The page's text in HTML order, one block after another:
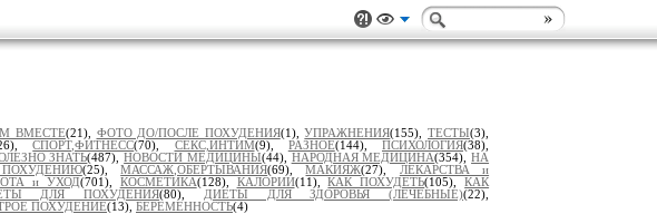
ВМЕСТЕ(21), ФОТО ДО/ПОСЛЕ ПОХУДЕНИЯ(1),УПРАЖНЕНИЯ(155), ТЕСТЫ(3),
СПОРТ,ФИТНЕСС(70), СЕКС,ИНТИМ(9), РАЗНОЕ(144), ПСИХОЛОГИЯ(38),
ЗНАТЬ(487),НОВОСТИ МЕДИЦИНЫ(44), НАРОДНАЯ МЕДИЦИНА(354),НА
(25),МАССАЖ,ОБЕРТЫВАНИЯ(69),МАКИЯЖ(27),
ЛЕКАРСТВА и
и УХОД(701), КОСМЕТИКА(128), КАЛОРИИ(11),КАК ПОХУДЕТЬ(105),КАК
ДЛЯ ПОХУДЕНИЯ(80), ДИЕТЫ ДЛЯ ЗДОРОВЬЯ (ЛЕЧЕБНЫЕ)(22),
ПОХУДЕНИЕ(13), БЕРЕМЕННОСТЬ(4)